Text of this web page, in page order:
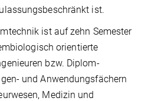
ist.
ist auf zehn Semester
orientierte
bzw. Diplom-
und Anwendungsfächern
Medizin und